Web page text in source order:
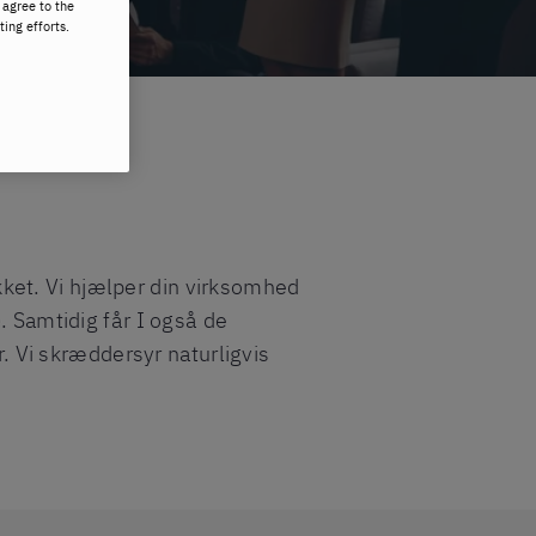
Vi hjælper din virksomhed
får I også de
Vi skræddersyr naturligvis
to the
efforts.